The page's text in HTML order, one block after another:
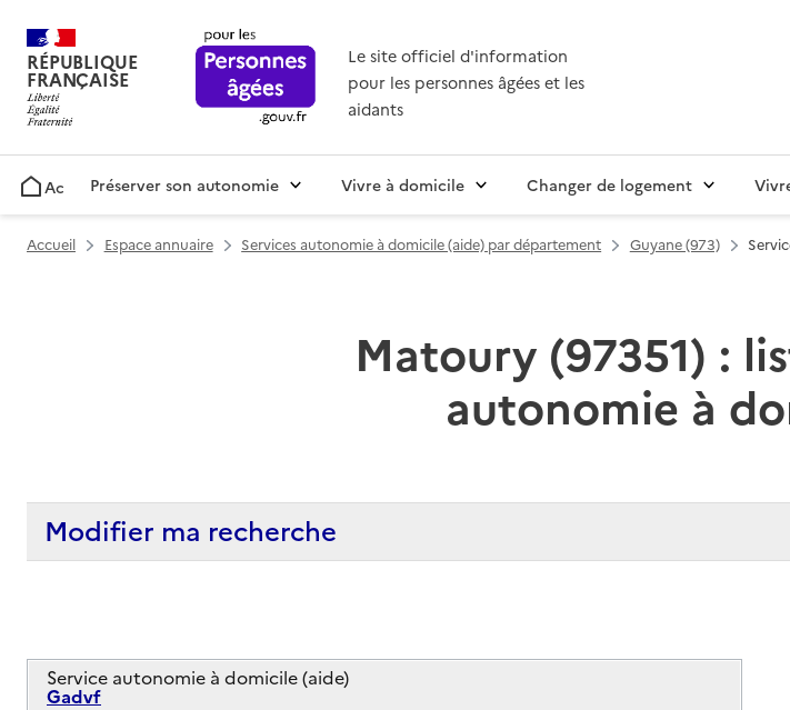
RÉPUBLIQUE
FRANÇAISE
Le site officiel d'information
pour les personnes âgées et les
aidants
AccueilPréserver son autonomie Vivre à domicile Changer de logement
Accueil Espace annuaire Services autonomie à domicile (aide) par département Guyane (973)
Matoury (97351) :
autonomie à
Modifier ma recherche
Service autonomie à domicile (aide)
Gadvf